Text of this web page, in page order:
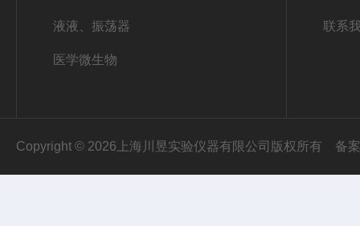
液液、振荡器
医学微生物
联系
Copyright © 2026上海川昱实验仪器有限公司版权所有 备